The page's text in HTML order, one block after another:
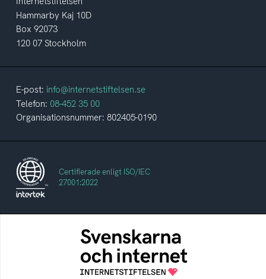
Hammarby Kaj 10D
Box 92073
120 07 Stockholm
E-post: info@internetstiftelsen.se
Telefon: 08-452 35 00
Organisationsnummer: 802405-0190
Certifierade enligt ISO/IEC
27001:2022
Svenskarna och internet
En årlig studie av svenska folkets
internetvanor